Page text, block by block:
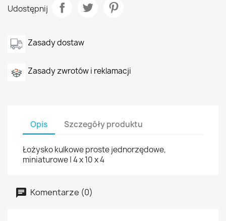
Udostępnij
Zasady dostaw
Zasady zwrotów i reklamacji
Opis Szczegóły produktu
Łożysko kulkowe proste jednorzędowe,
miniaturowe | 4 x 10 x 4
Komentarze (0)